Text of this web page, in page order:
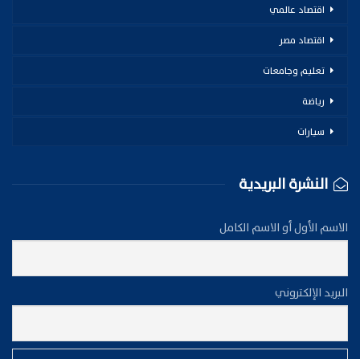
اقتصاد عالمي
اقتصاد مصر
تعليم وجامعات
رياضة
سيارات
النشرة البريدية
الاسم الأول أو الاسم الكامل
البريد الإلكتروني